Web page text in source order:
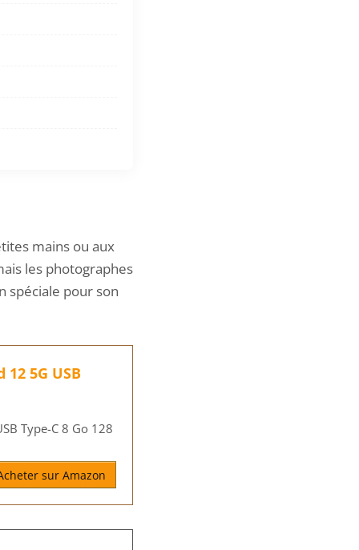
mains ou aux
les photographes
spéciale pour son
12 5G USB
Type-C 8 Go 128
sur Amazon